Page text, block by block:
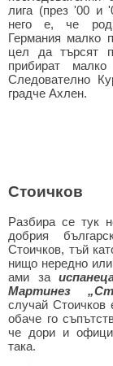
лига (през '00 и
него е, че
Германия малко
цел да търсят
прибират
Следователно
градче Ахлен.
Стоичков
Разбира се тук
добрия
Стоичков, тъй
нищо нередно
ами за
Мартинез
случай Стоичков
обаче го
че дори и
така.